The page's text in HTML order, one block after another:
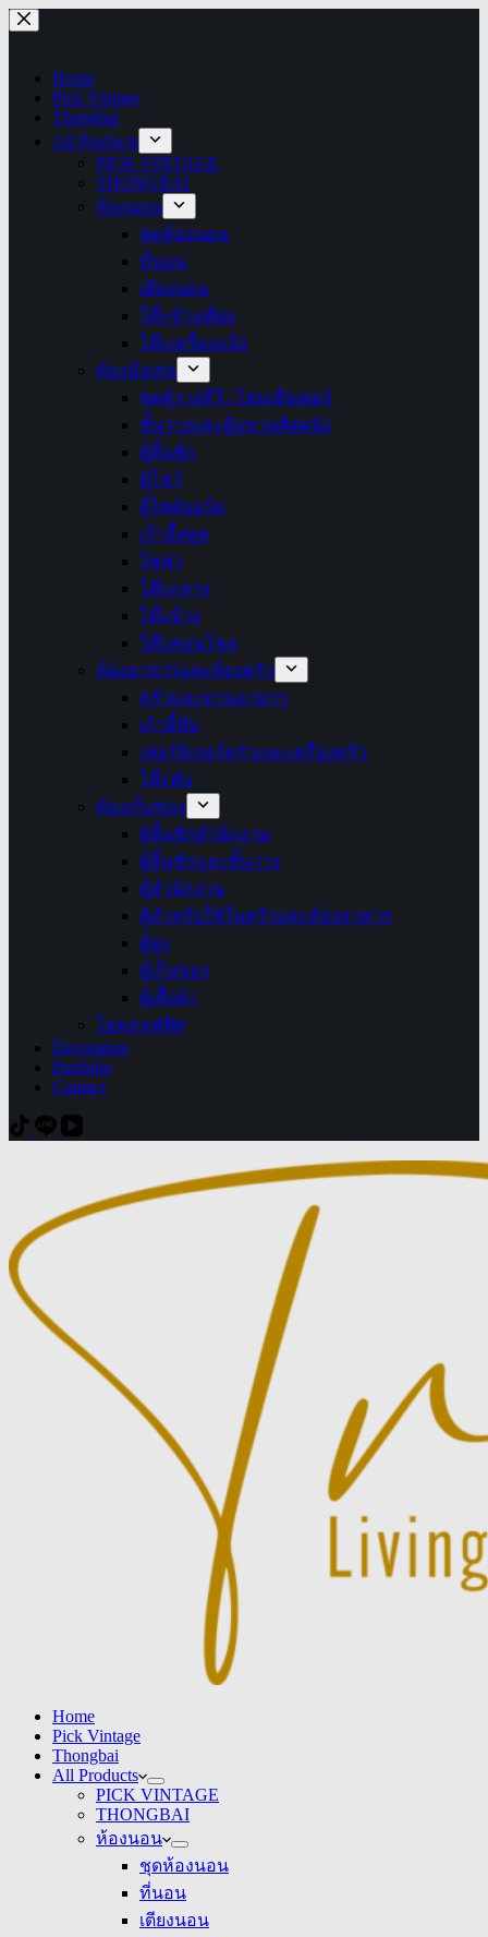
Skip
to
Home
Pick Vintage
Thongbai
All Products
PICK VINTAGE
THONGBAI
ห้องนอน
ชุดห้องนอน
ที่นอน
เตียงนอน
โต๊ะข้างเตียง
โต๊ะเครื่องแป้ง
ห้องนั่งเล่น
ชุดตู้วางทีวี / โฮมเธียเตอร์
ชั้นวางและตู้แขวนติดผนัง
ตู้ลิ้นชัก
ตู้โชว์
ตู้ไซด์บอร์ด
เก้าอี้สตูล
โซฟา
โต๊ะกลาง
โต๊ะข้าง
โต๊ะคอนโซล
ห้องอาหารและห้องครัว
ครัวและทานอาหาร
เก้าอี้พับ
เฟอร์นิเจอร์ครัวและเครื่องครัว
โต๊ะพับ
ห้องเก็บของ
ตู้ลิ้นชักสำนักงาน
ตู้ลิ้นชักและชั้นวาง
ตู้สำนักงาน
ตู้สำหรับใช้ในครัวและห้องอาหาร
ตู้สูง
ตู้เก็บของ
ตู้เสื้อผ้า
โฮมออฟฟิศ
Decoration
Portfolio
Contact
Home
Pick Vintage
Thongbai
All Products
PICK VINTAGE
THONGBAI
ห้องนอน
ชุดห้องนอน
ที่นอน
เตียงนอน